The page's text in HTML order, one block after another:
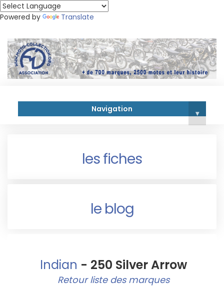
Powered by Translate
Navigation ▾
les fiches
le blog
Indian - 250 Silver Arrow
Retour liste des marques